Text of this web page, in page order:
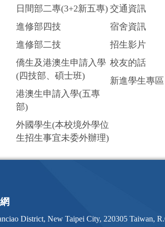
日間部二專(3+2新五專)
進修部四技
進修部二技
僑生及港澳生申請入學
(四技部、碩士班)
港澳生申請入學(五專
部)
外國學生(本校境外學位
生招生事宜未委外辦理)
交通資訊
宿舍資訊
招生影片
校友的話
新進學生專區
District, New Taipei City, 220305 Taiwan,